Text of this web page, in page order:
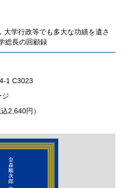
学行政等でも多大な功績を遺さ
総長の回顧録
1 C3023
ジ
2,640円）